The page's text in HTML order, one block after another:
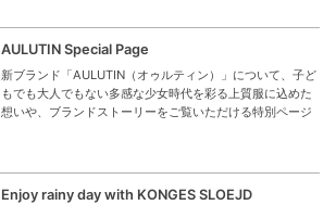
AULUTIN Special Page
新ブランド「AULUTIN（オゥルティン）」について、子ど
もでも大人でもない多感な少女時代を彩る上質服に込めた
想いや、ブランドストーリーをご覧いただける特別ページ
Enjoy rainy day with KONGES SLOEJD